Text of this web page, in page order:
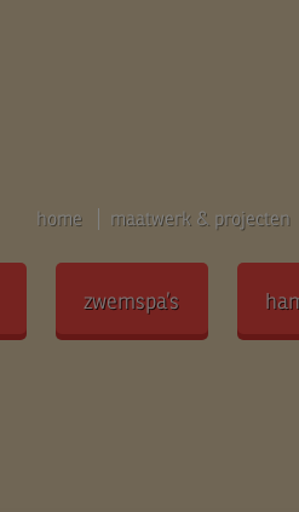
home maatwerk & projecten
zwemspa’s